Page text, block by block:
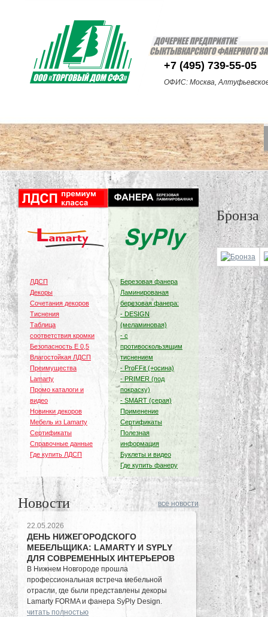
+7 (495) 739-55-05
ОФИС: Москва,
ЛДСП
Декоры
Сочетания декоров
Тиснения
Таблица
соответствия кромки
Безопасность Е 0,5
Влагостойкая ЛДСП
Преимущества
Lamarty
Промо каталоги и
видео
Новинки декоров
Мебель из Lamarty
Сертификаты
Справочные данные
Где купить ЛДСП
Березовая фанера
Ламинированая
березовая фанера:
- DESIGN
(меламиновая)
- с
противоскользящим
тиснением
- ProFFit (+осина)
- PRIMER (под
покраску)
- SMART (серая)
Применение
Сертификаты
Полезная
информация
Буклеты и видео
Где купить фанеру
Новости все новости
22.05.2026
ДЕНЬ НИЖЕГОРОДСКОГО
МЕБЕЛЬЩИКА: LAMARTY И SYPLY
ДЛЯ СОВРЕМЕННЫХ ИНТЕРЬЕРОВ
В Нижнем Новгороде прошла
профессиональная встреча мебельной
отрасли, где были представлены декоры
Lamarty FORMA и фанера SyPly Design.
читать полностью
Бронза